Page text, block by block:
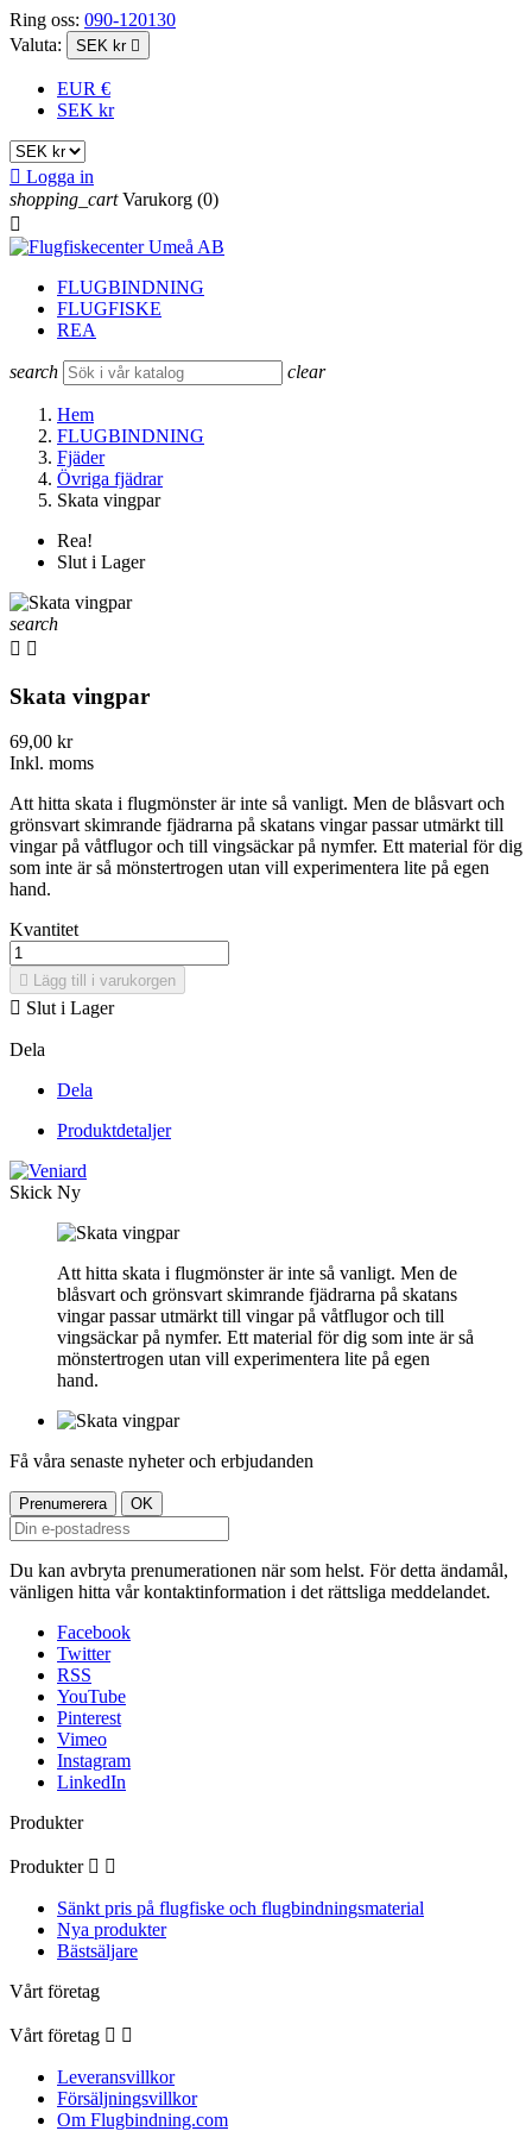
Ring oss: 090-120130
Valuta:
SEK kr 
EUR €
SEK kr
 Logga in
shopping_cart Varukorg (0)

FLUGBINDNING
FLUGFISKE
REA
search clear
Hem
FLUGBINDNING
Fjäder
Övriga fjädrar
Skata vingpar
Rea!
Slut i Lager
search
 
Skata vingpar
69,00 kr
Inkl. moms
Att hitta skata i flugmönster är inte så vanligt. Men de blåsvart och
grönsvart skimrande fjädrarna på skatans vingar passar utmärkt till
vingar på våtflugor och till vingsäckar på nymfer. Ett material för dig
som inte är så mönstertrogen utan vill experimentera lite på egen
hand.
Kvantitet
 Lägg till i varukorgen
 Slut i Lager
Dela
Dela
Produktdetaljer
Skick Ny
Att hitta skata i flugmönster är inte så vanligt. Men de
blåsvart och grönsvart skimrande fjädrarna på skatans
vingar passar utmärkt till vingar på våtflugor och till
vingsäckar på nymfer. Ett material för dig som inte är så
mönstertrogen utan vill experimentera lite på egen
hand.
Få våra senaste nyheter och erbjudanden
Du kan avbryta prenumerationen när som helst. För detta ändamål,
vänligen hitta vår kontaktinformation i det rättsliga meddelandet.
Facebook
Twitter
RSS
YouTube
Pinterest
Vimeo
Instagram
LinkedIn
Produkter
Produkter  
Sänkt pris på flugfiske och flugbindningsmaterial
Nya produkter
Bästsäljare
Vårt företag
Vårt företag  
Leveransvillkor
Försäljningsvillkor
Om Flugbindning.com